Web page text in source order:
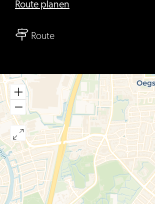
Route planen
Routebis
Merenwijk